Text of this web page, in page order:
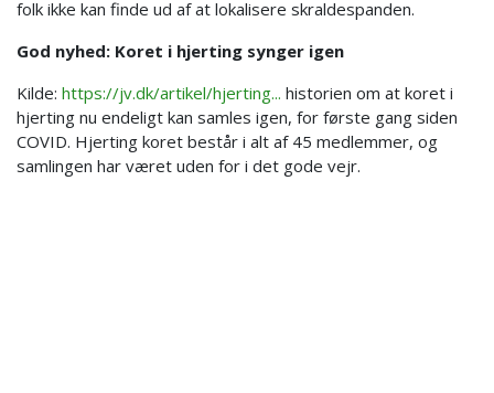
folk ikke kan finde ud af at lokalisere skraldespanden.
God nyhed: Koret i hjerting synger igen
Kilde: https://jv.dk/artikel/hjerting... historien om at koret i
hjerting nu endeligt kan samles igen, for første gang siden
COVID. Hjerting koret består i alt af 45 medlemmer, og
samlingen har været uden for i det gode vejr.